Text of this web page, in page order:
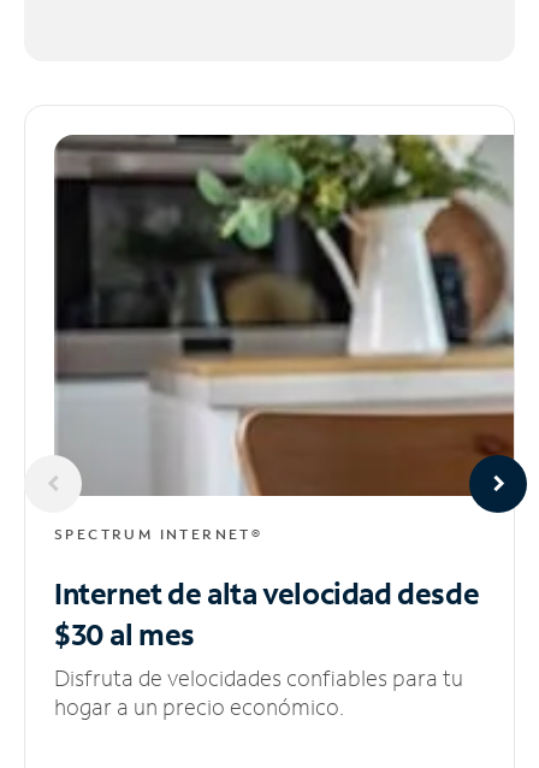
SPECTRUM INTERNET®
Internet de alta velocidaddesde
$30 al mes
Disfruta de velocidades confiables para tu
hogar a un precio económico.